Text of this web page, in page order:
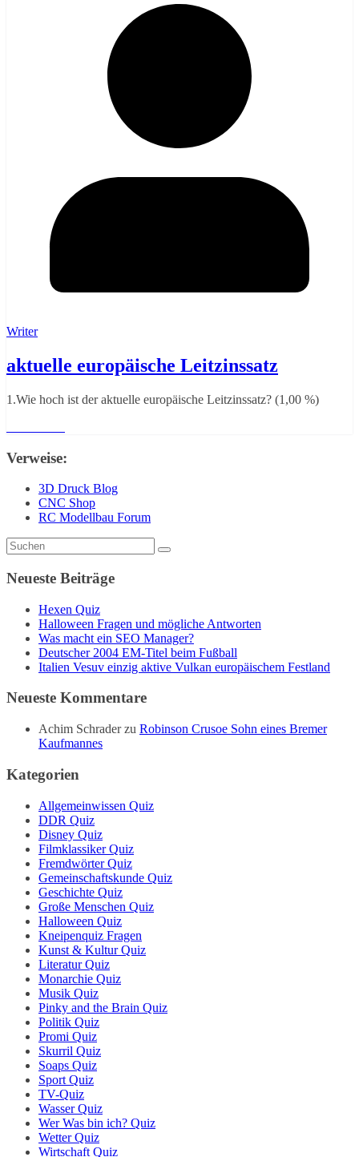
Writer
aktuelle europäische Leitzinssatz
1.Wie hoch ist der aktuelle europäische Leitzinssatz? (1,00 %)
Verweise:
3D Druck Blog
CNC Shop
RC Modellbau Forum
Neueste Beiträge
Hexen Quiz
Halloween Fragen und mögliche Antworten
Was macht ein SEO Manager?
Deutscher 2004 EM-Titel beim Fußball
Italien Vesuv einzig aktive Vulkan europäischem Festland
Neueste Kommentare
Achim Schraderzu Robinson Crusoe Sohn eines Bremer
Kaufmannes
Kategorien
Allgemeinwissen Quiz
DDR Quiz
Disney Quiz
Filmklassiker Quiz
Fremdwörter Quiz
Gemeinschaftskunde Quiz
Geschichte Quiz
Große Menschen Quiz
Halloween Quiz
Kneipenquiz Fragen
Kunst & Kultur Quiz
Literatur Quiz
Monarchie Quiz
Musik Quiz
Pinky and the Brain Quiz
Politik Quiz
Promi Quiz
Skurril Quiz
Soaps Quiz
Sport Quiz
TV-Quiz
Wasser Quiz
Wer Was bin ich? Quiz
Wetter Quiz
Wirtschaft Quiz